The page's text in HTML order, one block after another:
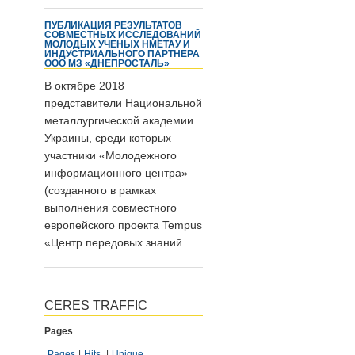
ПУБЛИКАЦИЯ РЕЗУЛЬТАТОВ
СОВМЕСТНЫХ ИССЛЕДОВАНИЙ
МОЛОДЫХ УЧЕНЫХ НМЕТАУ И
ИНДУСТРИАЛЬНОГО ПАРТНЕРА
ООО МЗ «ДНЕПРОСТАЛЬ»
В октябре 2018
представители Национальной
металлургической академии
Украины, среди которых
участники «Молодежного
информационного центра»
(созданного в рамках
выполнения совместного
европейского проекта Tempus
«Центр передовых знаний…
CERES TRAFFIC
Pages